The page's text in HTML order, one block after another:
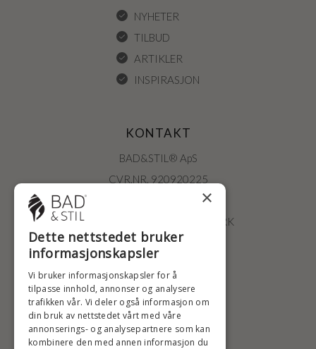
NYHETER
TILBUD
ARTIKLER
INSPIRASJON
KONTAKT
BAD&STIL® ApS
CVR.NR. 920920225
ØSTERBROGADE 202
2100 KØBENHAVN • DANMARK
+47 2396 6660
BADSTIL@BADSTIL.NO
HØYESTE KREDITTVURD
×
Dette nettstedet bruker
informasjonskapsler
Vi bruker informasjonskapsler for å
tilpasse innhold, annonser og analysere
trafikken vår. Vi deler også informasjon om
din bruk av nettstedet vårt med våre
annonserings- og analysepartnere som kan
kombinere den med annen informasjon du